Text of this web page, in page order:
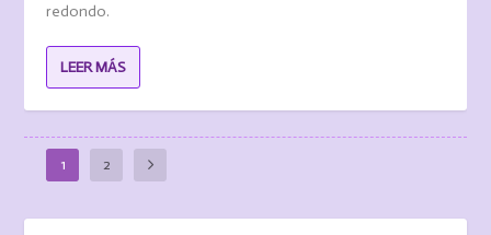
redondo.
LEER MÁS
1 2